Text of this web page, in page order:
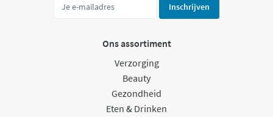
Inschrijven
Ons assortiment
Verzorging
Beauty
Gezondheid
Eten & Drinken